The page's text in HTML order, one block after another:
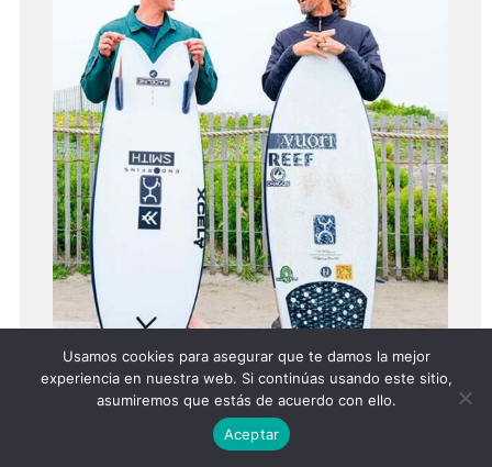
Usamos cookies para asegurar que te damos la mejor
experiencia en nuestra web. Si continúas usando este sitio,
asumiremos que estás de acuerdo con ello.
Aceptar